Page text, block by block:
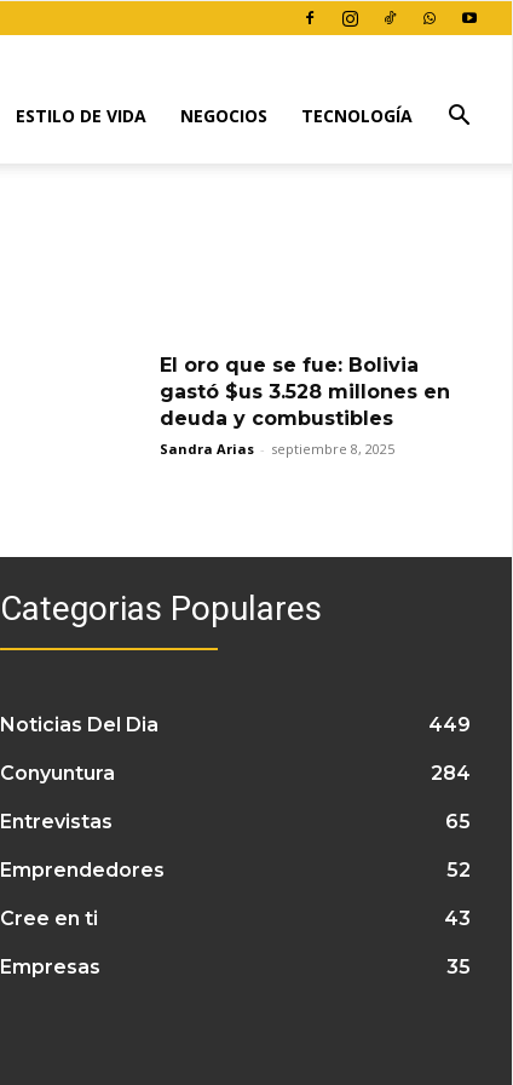
ESTILO DE VIDA NEGOCIOS TECNOLOGÍA
El oro que se fue: Bolivia
gastó $us 3.528 millones en
deuda y combustibles
Sandra Arias - septiembre 8, 2025
Categorias Populares
Noticias Del Dia 449
Conyuntura 284
Entrevistas 65
Emprendedores 52
Cree en ti 43
Empresas 35